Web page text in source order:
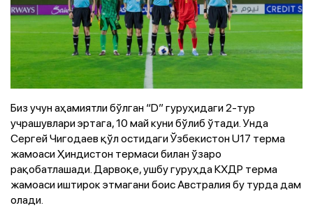
Биз учун аҳамиятли бўлган “D” гуруҳидаги 2-тур
учрашувлари эртага, 10 май куни бўлиб ўтади. Унда
Сергей Чигодаев қўл остидаги Ўзбекистон U17 терма
жамоаси Ҳиндистон термаси билан ўзаро
рақобатлашади. Дарвоқе, ушбу гуруҳда КХДР терма
жамоаси иштирок этмагани боис Австралия бу турда дам
олади.